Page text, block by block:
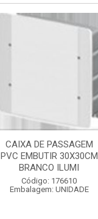
CAIXA DE PASSAGEM
PVC EMBUTIR 30X30CM
BRANCO ILUMI
Código: 176610
Embalagem: UNIDADE